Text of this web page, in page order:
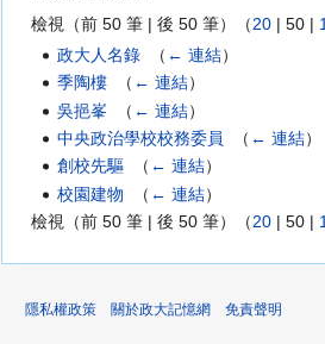
檢視（前 50 筆 | 後 50 筆）（20 | 50 |
政大人名錄
（ ← 連結）
季陶樓
（ ← 連結）
吳挹峯
（ ← 連結）
中央政治學校校務委員
（ ← 連結）
創校先驅
（ ← 連結）
校園建物
（ ← 連結）
檢視（前 50 筆 | 後 50 筆）（20 | 50 |
隱私權政策 關於政大記憶網 免責聲明